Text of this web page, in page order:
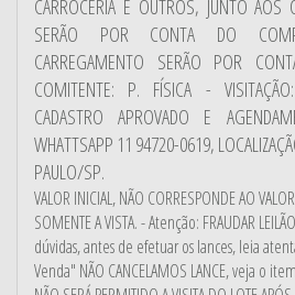
CARROCERIA E OUTROS, JUNTO AOS
SERÃO POR CONTA DO
CARREGAMENTO SERÃO POR
COMITENTE: P. FÍSICA -
CADASTRO APROVADO E
WHATTSAPP 11 94720-0619,
PAULO/SP.
VALOR INICIAL, NÃO CORRESPONDE AO
SOMENTE A VISTA. - Atenção: FRAUDAR
dúvidas, antes de efetuar os lances, leia
Venda" NÃO CANCELAMOS LANCE, veja o